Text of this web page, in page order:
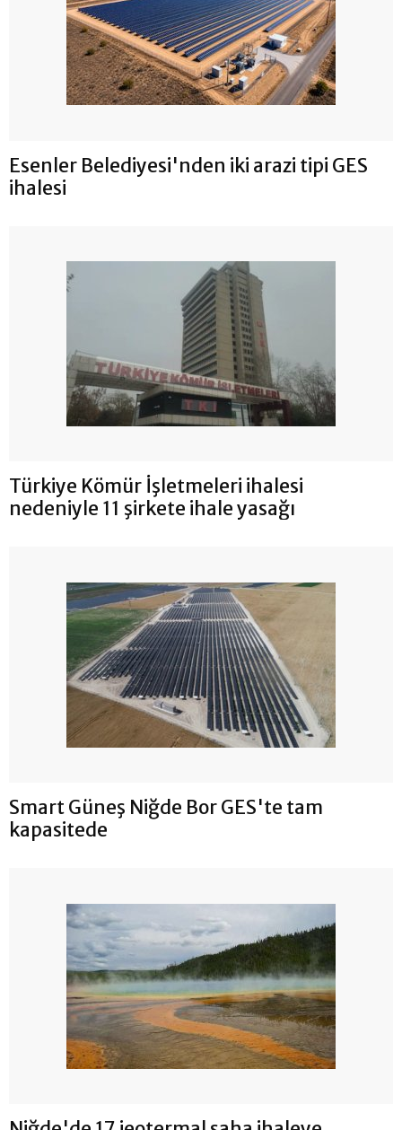
Esenler Belediyesi'nden iki arazi tipi GES
ihalesi
Türkiye Kömür İşletmeleri ihalesi
nedeniyle 11 şirkete ihale yasağı
Smart Güneş Niğde Bor GES'te tam
kapasitede